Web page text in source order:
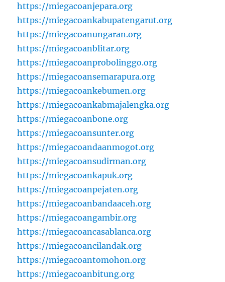
https://miegacoanjepara.org
https://miegacoankabupatengarut.org
https://miegacoanungaran.org
https://miegacoanblitar.org
https://miegacoanprobolinggo.org
https://miegacoansemarapura.org
https://miegacoankebumen.org
https://miegacoankabmajalengka.org
https://miegacoanbone.org
https://miegacoansunter.org
https://miegacoandaanmogot.org
https://miegacoansudirman.org
https://miegacoankapuk.org
https://miegacoanpejaten.org
https://miegacoanbandaaceh.org
https://miegacoangambir.org
https://miegacoancasablanca.org
https://miegacoancilandak.org
https://miegacoantomohon.org
https://miegacoanbitung.org